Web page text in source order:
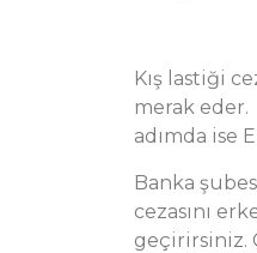
Kış lastiği
merak
adımda ise
Banka
cezasını
geçirirsiniz.